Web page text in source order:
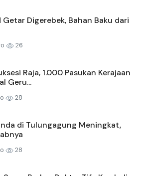
Getar Digerebek, Bahan Baku dari
26
Raja, 1.000 Pasukan Kerajaan
Geru...
28
di Tulungagung Meningkat,
28